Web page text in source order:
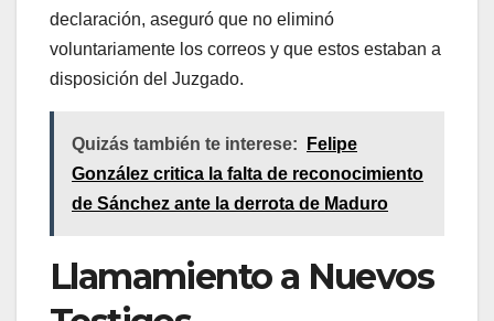
declaración, aseguró que no eliminó
voluntariamente los correos y que estos estaban a
disposición del Juzgado.
Quizás también te interese:
Felipe
González critica la falta de reconocimiento
de Sánchez ante la derrota de Maduro
Llamamiento a Nuevos